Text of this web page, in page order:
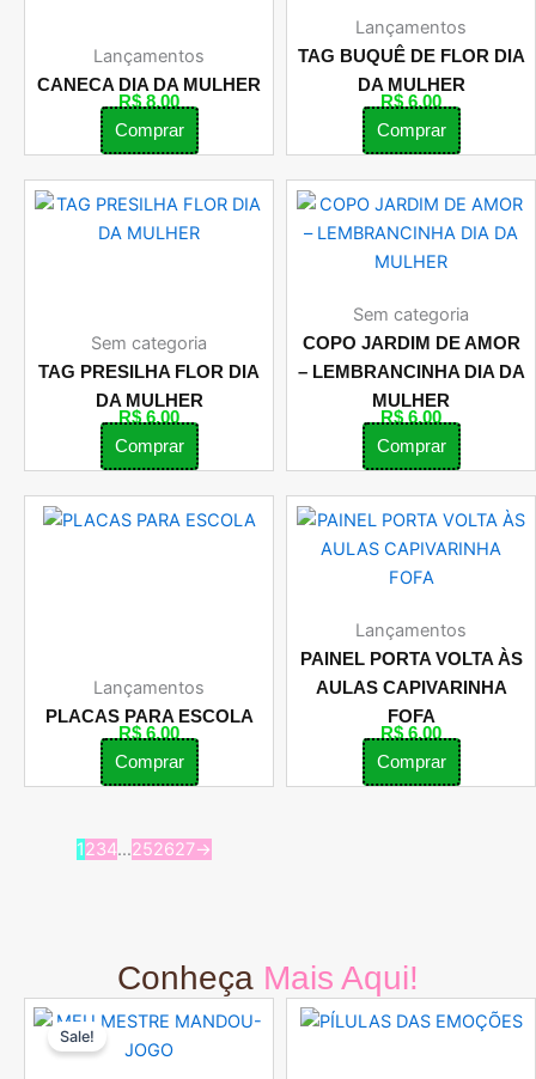
Lançamentos
CANECA DIA DA MULHER
R$ 8,00
Comprar
Lançamentos
TAG BUQUÊ DE FLOR DIA
DA MULHER
R$ 6,00
Comprar
Sem categoria
TAG PRESILHA FLOR DIA
DA MULHER
R$ 6,00
Comprar
Sem categoria
COPO JARDIM DE AMOR
– LEMBRANCINHA DIA DA
MULHER
R$ 6,00
Comprar
Lançamentos
PLACAS PARA ESCOLA
R$ 6,00
Comprar
Lançamentos
PAINEL PORTA VOLTA ÀS
AULAS CAPIVARINHA
FOFA
R$ 6,00
Comprar
1234…252627→
Conheça Mais Aqui!
Sale!
O
preço
O